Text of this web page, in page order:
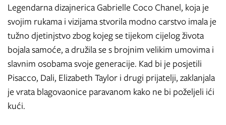
Legendarna dizajnerica Gabrielle Coco Chanel, koja je
svojim rukama i vizijama stvorila modno carstvo imala je
tužno djetinjstvo zbog kojeg se tijekom cijelog života
bojala samoće, a družila se s brojnim velikim umovima i
slavnim osobama svoje generacije. Kad bi je posjetili
Pisacco, Dali, Elizabeth Taylor i drugi prijatelji, zaklanjala
je vrata blagovaonice paravanom kako ne bi poželjeli ići
kući.